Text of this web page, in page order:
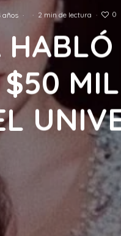
años · · 2 min de lectura · 0